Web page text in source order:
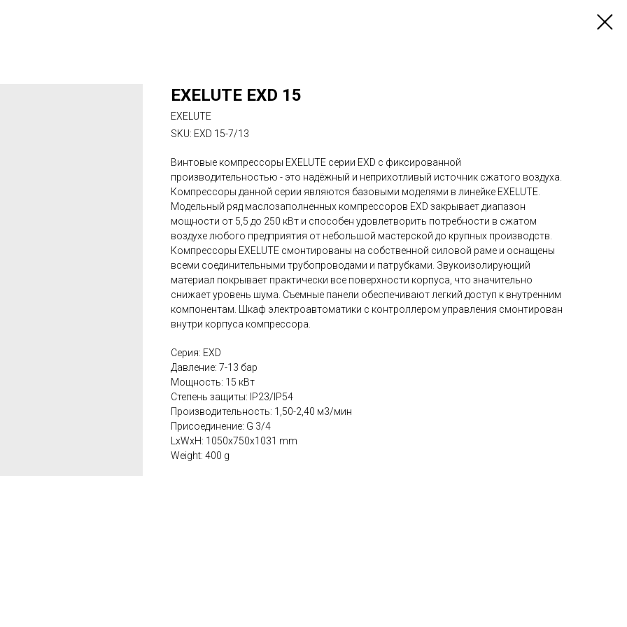
EXELUTE EXD 15
EXELUTE
SKU: EXD 15-7/13
Винтовые компрессоры EXELUTE серии EXD с фиксированной
производительностью - это надёжный и неприхотливый источник сжатого воздуха.
Компрессоры данной серии являются базовыми моделями в линейке EXELUTE.
Модельный ряд маслозаполненных компрессоров EXD закрывает диапазон
мощности от 5,5 до 250 кВт и способен удовлетворить потребности в сжатом
воздухе любого предприятия от небольшой мастерской до крупных производств.
Компрессоры EXELUTE смонтированы на собственной силовой раме и оснащены
всеми соединительными трубопроводами и патрубками. Звукоизолирующий
материал покрывает практически все поверхности корпуса, что значительно
снижает уровень шума. Съемные панели обеспечивают легкий доступ к внутренним
компонентам. Шкаф электроавтоматики с контроллером управления смонтирован
внутри корпуса компрессора.
Серия: EXD
Давление: 7-13 бар
Мощность: 15 кВт
Степень защиты: IP23/IP54
Производительность: 1,50-2,40 м3/мин
Присоединение: G 3/4
LxWxH: 1050x750x1031 mm
Weight: 400 g